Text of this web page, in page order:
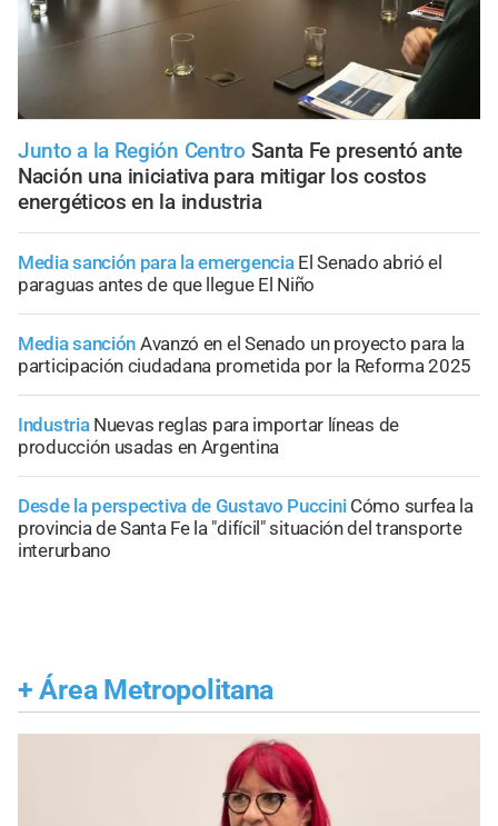
Junto a la Región Centro Santa Fe presentó ante
Nación una iniciativa para mitigar los costos
energéticos en la industria
Media sanción para la emergencia El Senado abrió el
paraguas antes de que llegue El Niño
Media sanción Avanzó en el Senado un proyecto para la
participación ciudadana prometida por la Reforma 2025
Industria Nuevas reglas para importar líneas de
producción usadas en Argentina
Desde la perspectiva de Gustavo Puccini Cómo surfea la
provincia de Santa Fe la "difícil" situación del transporte
interurbano
+ Área Metropolitana